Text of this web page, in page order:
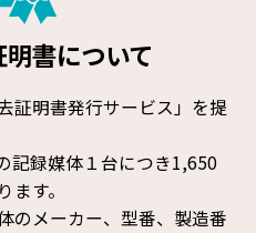
書について
証明書発行サービス」を提
記録媒体１台につき1,650
す。
のメーカー、型番、製造番